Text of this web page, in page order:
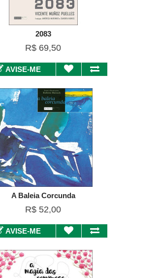
2083
R$ 69,50
AVISE-ME
A Baleia Corcunda
R$ 52,00
AVISE-ME